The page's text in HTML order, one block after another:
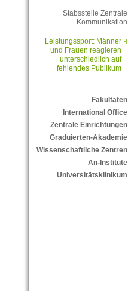
Stabsstelle Zentrale
Kommunikation
Leistungssport: Männer
und Frauen reagieren
unterschiedlich auf
fehlendes Publikum
Fakultäten
International Office
Zentrale Einrichtungen
Graduierten-Akademie
Wissenschaftliche Zentren
An-Institute
Universitätsklinikum